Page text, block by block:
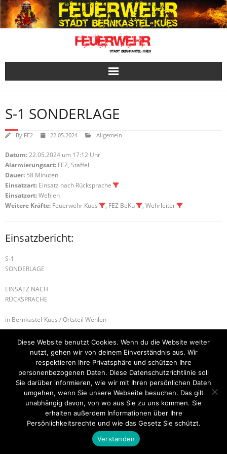
Skip
to
content
S-1 SONDERLAGE
By FE2 22.05.2024 Allgemein
Datum:22.05.2024 um 17:12 Uhr
Alarmierungsart: FEZ, Staffel
Dauer: 58 Minuten
Einsatzart: Einsatz nach Rücksprache
Einsatzort:Wehlen
Weitere Kräfte: Feuerwehr Kues , FEZ BeKu , Wehrleiter
Einsatzbericht:
S-1
SONDERLAGE
EINSATZ NACH
RÜCKSPRACHE
in Bernkastel-Kues / Ortsteil Wehlen
H-1 ABSICHERUNG B-2 BRANDMELDEANLAGE
Startseite Einsätze Mitglied werden Über uns
Bilder
Kontakt
Theme byThink Up Themes Ltd. Powered byWordPress.
Diese Website benutzt Cookies. Wenn du die Website weiter
nutzt, gehen wir von deinem Einverständnis aus. Wir
respektieren Ihre Privatsphäre und schützen Ihre
personenbezogenen Daten. Diese Datenschutzrichtlinie soll
Sie darüber informieren, wie wir mit Ihren persönlichen Daten
umgehen, wenn Sie unsere Webseite besuchen. Das gilt
unabhängig davon, von wo aus Sie zu uns kommen. Sie
erhalten außerdem Informationen über Ihre
Persönlichkeitsrechte und wie das Gesetz Sie schützt.
Verstanden